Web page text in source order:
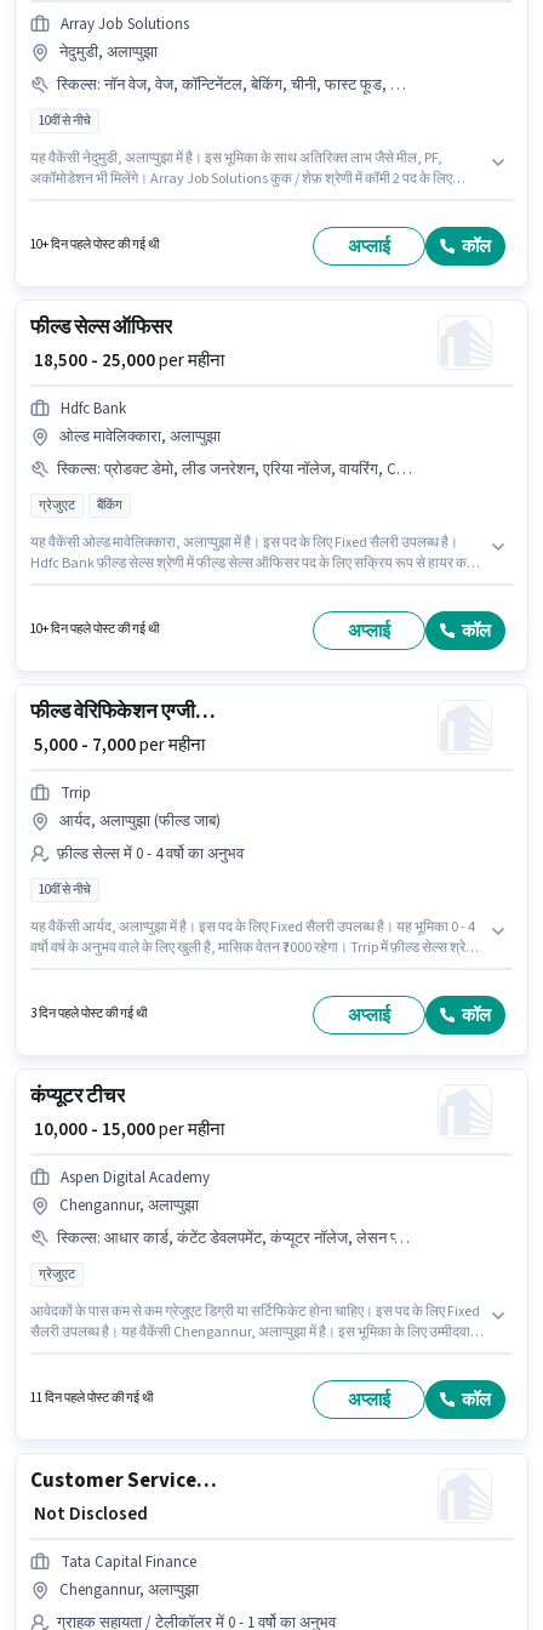
Array Job Solutions
नेदुमुडी, अलाप्पुझा
स्किल्स: नॉन वेज, वेज, कॉन्टिनेंटल, बेकिंग, चीनी, फास्ट फूड, नॉर्थ इंडियन, डायटरी/ न्यूट्रीशनल नॉलेज, मल्टी कुज़ीन, फूड प्रेजेंटेशन/ प्लेटिंग, फूड हाईजीन/ सेफ्टी
10वीं से नीचे
यह वैकेंसी नेदुमुडी, अलाप्पुझा में है। इस भूमिका के साथ अतिरिक्त लाभ जैसे मील, PF,
अकॉमोडेशन भी मिलेंगे। Array Job Solutions कुक / शेफ़ श्रेणी में कॉमी 2 पद के लिए
भूमिका के लिए आवेदक के पास बेकिंग, चीनी, कॉन्टिनेंटल, फास्ट फूड, मल्टी कुज़ीन, नॉन
वेज, नॉर्थ इंडियन, वेज, डायटरी/ न्यूट्रीशनल नॉलेज, फूड हाईजीन/ सेफ्टी, फूड प्रेजेंटेशन/
10+ दिन पहले पोस्ट की गई थी अप्लाई कॉल
फील्ड सेल्स ऑफिसर
₹ 18,500 - 25,000per महीना
Hdfc Bank
ओल्ड मावेलिक्कारा, अलाप्पुझा
स्किल्स: प्रोडक्ट डेमो, लीड जनरेशन, एरिया नॉलेज, वायरिंग, CRM सॉफ्टवेयर
ग्रेजुएट बैंकिंग
यह वैकेंसी ओल्ड मावेलिक्कारा, अलाप्पुझा में है। इस पद के लिए Fixed सैलरी उपलब्ध है।
Hdfc Bank फ़ील्ड सेल्स श्रेणी में फील्ड सेल्स ऑफिसर पद के लिए सक्रिय रूप से हायर कर
डिग्री या सर्टिफिकेट होना चाहिए। यह भूमिका 0 - 2 वर्षो वर्ष के अनुभव वाले के लिए खुली है,
10+ दिन पहले पोस्ट की गई थी अप्लाई कॉल
फील्ड वेरिफिकेशन एग्जीक्यूटिव
₹ 5,000 - 7,000per महीना
Trrip
आर्यद, अलाप्पुझा (फील्ड जाब)
फ़ील्ड सेल्स में 0 - 4 वर्षो का अनुभव
10वीं से नीचे
यह वैकेंसी आर्यद, अलाप्पुझा में है। इस पद के लिए Fixed सैलरी उपलब्ध है। यह भूमिका 0 - 4
वर्षो वर्ष के अनुभव वाले के लिए खुली है, मासिक वेतन ₹7000 रहेगा। Trrip में फ़ील्ड सेल्स श्रेणी
3 दिन पहले पोस्ट की गई थी अप्लाई कॉल
कंप्यूटर टीचर
₹ 10,000 - 15,000per महीना
Aspen Digital Academy
Chengannur, अलाप्पुझा
स्किल्स: आधार कार्ड, कंटेंट डेवलपमेंट, कंप्यूटर नॉलेज, लेसन प्लानिंग
ग्रेजुएट
आवेदकों के पास कम से कम ग्रेजुएट डिग्री या सर्टिफिकेट होना चाहिए। इस पद के लिए Fixed
सैलरी उपलब्ध है। यह वैकेंसी Chengannur, अलाप्पुझा में है। इस भूमिका के लिए उम्मीदवार
महत्वपूर्ण दस्तावेज़ आधार कार्ड आवश्यक हैं।
11 दिन पहले पोस्ट की गई थी अप्लाई कॉल
Customer Service Executive - Car Finance
₹ Not Disclosed
Tata Capital Finance
Chengannur, अलाप्पुझा
ग्राहक सहायता / टेलीकॉलर में 0 - 1 वर्षो का अनुभव